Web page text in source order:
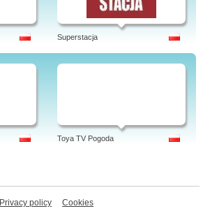
Superstacja
Toya TV Pogoda
Privacy policy Cookies